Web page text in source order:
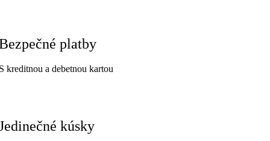
platby
kreditnou a debetnou kartou
kúsky